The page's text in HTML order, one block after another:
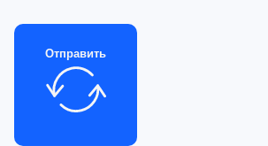
Отправить